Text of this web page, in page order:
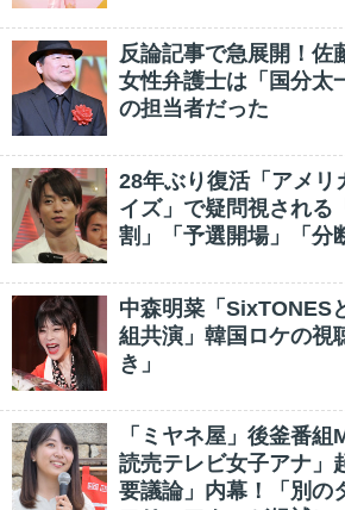
反論記事で急展開！佐
女性弁護士は「国分太
の担当者だった
28年ぶり復活「アメリ
イズ」で疑問視される
割」「予選開場」「分
中森明菜「SixTONES
組共演」韓国ロケの視
き」
「ミヤネ屋」後釜番組
読売テレビ女子アナ」
要議論」内幕！「別の